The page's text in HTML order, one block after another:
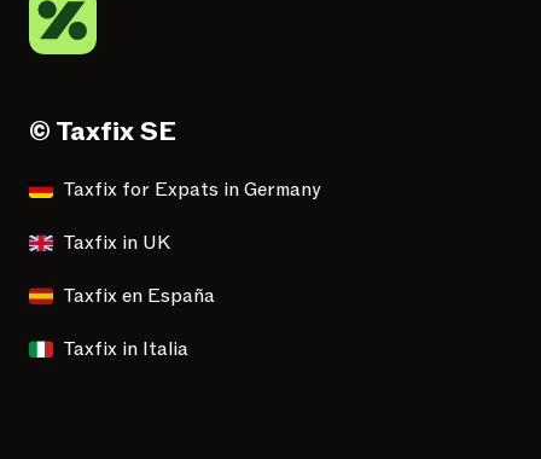
© Taxfix SE
Taxfix for Expats in Germany
Taxfix in UK
Taxfix en España
Taxfix in Italia